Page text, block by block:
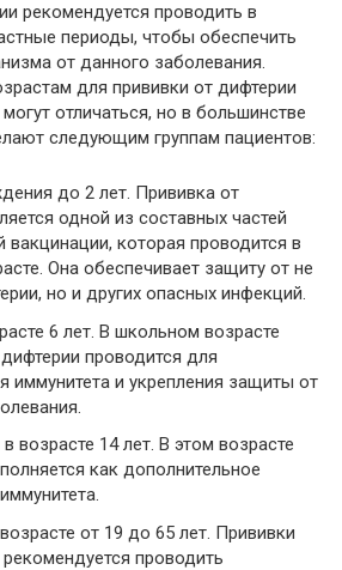
рекомендуется проводить в
периоды, чтобы обеспечить
от данного заболевания.
для прививки от дифтерии
отличаться, но в большинстве
следующим группам пациентов:
до 2 лет. Прививка от
одной из составных частей
вакцинации, которая проводится в
Она обеспечивает защиту от не
но и других опасных инфекций.
6 лет. В школьном возрасте
проводится для
иммунитета и укрепления защиты от
возрасте 14 лет. В этом возрасте
как дополнительное
от 19 до 65 лет. Прививки
проводить